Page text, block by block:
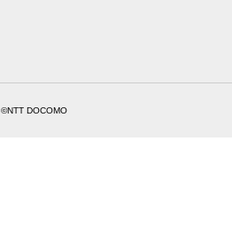
©NTT DOCOMO